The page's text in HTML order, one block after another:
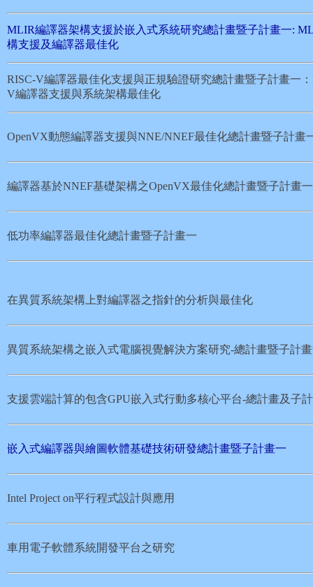
MLIR編譯器架構支援於嵌入式系統研究總計畫暨子計畫一:
構支援及編譯器最佳化
RISC-V編譯器最佳化支援與正規驗證研究總計畫暨子計畫一
V編譯器支援與系統架構最佳化
OpenVX動態編譯器支援與NNE/NNEF最佳化總計畫暨子計畫
編譯器基於NNEF基礎架構之OpenVX最佳化總計畫暨子計畫一
低功率編譯器最佳化總計畫暨子計畫一
在異質系統架構上對編譯器之指針的分析與最佳化
異質系統架構之嵌入式電腦視覺解決方案研究-總計畫暨子計
支援雲端計算的包含GPU嵌入式行動多核心平台-總計畫及子
嵌入式編譯器與繪圖軟體基礎技術研發總計畫暨子計畫一
Intel Project on平行程式設計與應用
車用電子軟體系統開發平台之研究